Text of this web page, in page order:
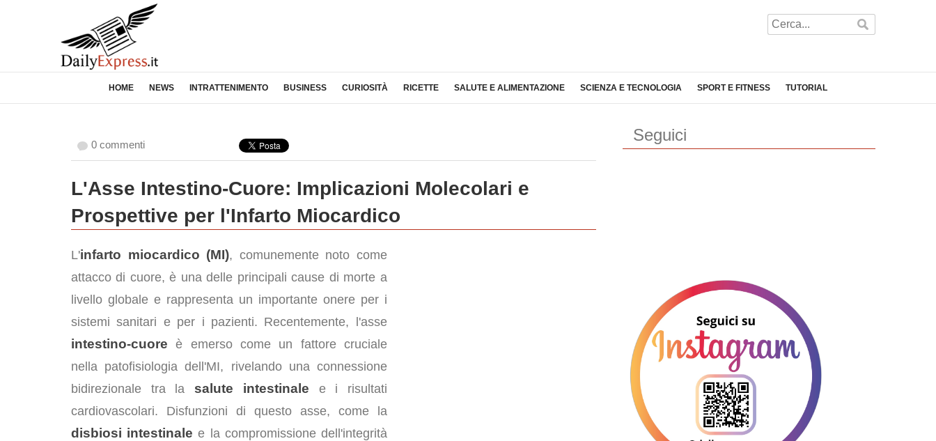
HOME NEWS INTRATTENIMENTO BUSINESS CURIOSITÀ RICETTE SALUTE E ALIMENTAZIONE SCIENZA E TECNOLOGIA SPORT E FITNESS TUTORIAL
0 commenti
L'Asse Intestino-Cuore: Implicazioni Molecolari e
Prospettive per l'Infarto Miocardico
L'infarto miocardico (MI), comunemente noto come
attacco di cuore, è una delle principali cause di morte a
livello globale e rappresenta un importante onere per i
sistemi sanitari e per i pazienti. Recentemente, l'asse
intestino-cuore è emerso come un fattore cruciale
nella patofisiologia dell'MI, rivelando una connessione
bidirezionale tra la salute intestinale e i risultati
cardiovascolari. Disfunzioni di questo asse, come la
disbiosi intestinale e la compromissione dell'integrità
Seguici